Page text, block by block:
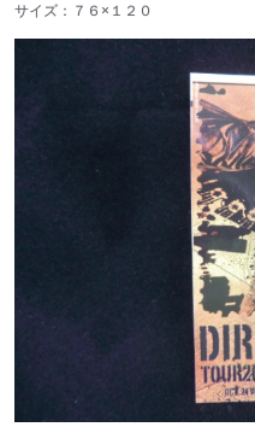
サイズ：７６×１２０